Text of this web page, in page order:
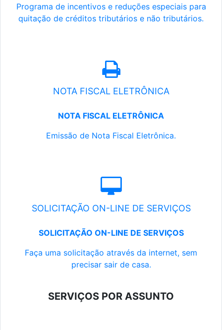
Programa de incentivos e reduções especiais para
quitação de créditos tributários e não tributários.
NOTA FISCAL ELETRÔNICA
NOTA FISCAL ELETRÔNICA
Emissão de Nota Fiscal Eletrônica.
SOLICITAÇÃO ON-LINE DE SERVIÇOS
SOLICITAÇÃO ON-LINE DE SERVIÇOS
Faça uma solicitação através da internet, sem
precisar sair de casa.
SERVIÇOS POR ASSUNTO